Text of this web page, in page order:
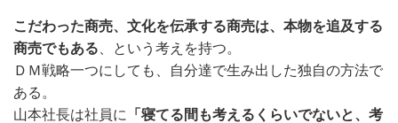
こだわった商売、文化を伝承する商売は、本物を追及する
商売でもある 、という考えを持つ。
ＤＭ戦略一つにしても、自分達で生み出した独自の方法で
ある。
山本社長は社員に
「寝てる間も考えるくらいでないと、考